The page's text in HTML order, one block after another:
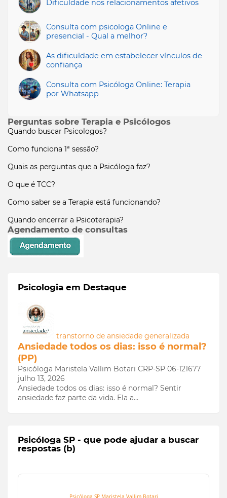
Dificuldade nos relacionamentos afetivos
Consulta com psicologa Online e
presencial - Qual a melhor?
As dificuldade em estabelecer vínculos de
confiança
Consulta com Psicóloga Online: Terapia
por Whatsapp
Perguntas sobre Terapia e Psicólogos
Quando buscar Psicologos?
Como funciona 1ª sessão?
Quais as perguntas que a Psicóloga faz?
O que é TCC?
Como saber se a Terapia está funcionando?
Quando encerrar a Psicoterapia?
Agendamento de consultas
Psicologia em Destaque
transtorno de ansiedade generalizada
Ansiedade todos os dias: isso é normal?
(PP)
Psicóloga Maristela Vallim Botari CRP-SP 06-121677
julho 13, 2026
Ansiedade todos os dias: isso é normal? Sentir
ansiedade faz parte da vida. Ela a…
Psicóloga SP - que pode ajudar a buscar
respostas (b)